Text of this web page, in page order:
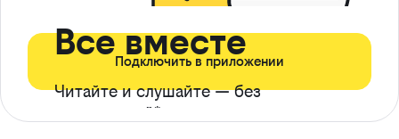
Все вместе
Читайте и слушайте — без
ограничений*
Подключить в приложении